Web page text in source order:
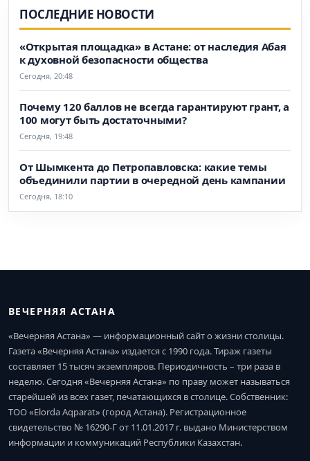
ПОСЛЕДНИЕ НОВОСТИ
«Открытая площадка» в Астане: от наследия Абая
к духовной безопасности общества
Сегодня, 20:48
Почему 120 баллов не всегда гарантируют грант, а
100 могут быть достаточными?
Сегодня, 19:48
От Шымкента до Петропавловска: какие темы
объединили партии в очередной день кампании
Сегодня, 18:10
ВЕЧЕРНЯЯ АСТАНА
«Вечерняя Астана» — информационный сайт о жизни столицы.
Газета «Вечерняя Астана» издается с 1990 года. Тираж газеты
составляет 15 тысяч экземпляров. Периодичность – три раза в
неделю. Сегодня «Вечерняя Астана» по праву может называться
старейшей из всех газет, печатающихся в столице. Собственник:
ТОО «Elorda Aqparat» (город Астана). Регистрационное
свидетельство № 16290-Г от 11.01.2017 г. выдано Министерством
информации и коммуникаций Республики Казахстан.